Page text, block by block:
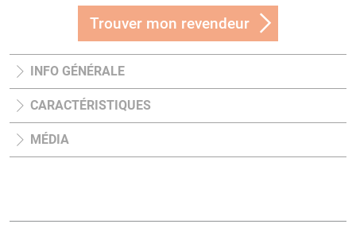
Trouver mon revendeur
INFO GÉNÉRALE
CARACTÉRISTIQUES
MÉDIA